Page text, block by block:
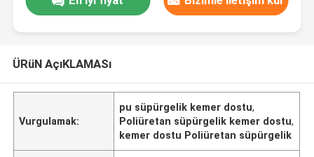
ÜRüN AçıKLAMASı
Vurgulamak:
pu süpürgelik kemer dostu,
Poliüretan süpürgelik kemer dostu,
kemer dostu Poliüretan süpürgelik